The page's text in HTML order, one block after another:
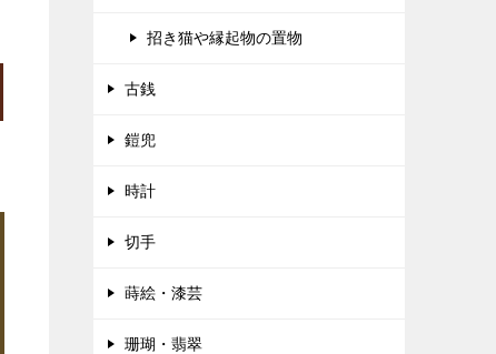
招き猫や縁起物の置物
古銭
鎧兜
時計
切手
蒔絵・漆芸
珊瑚・翡翠